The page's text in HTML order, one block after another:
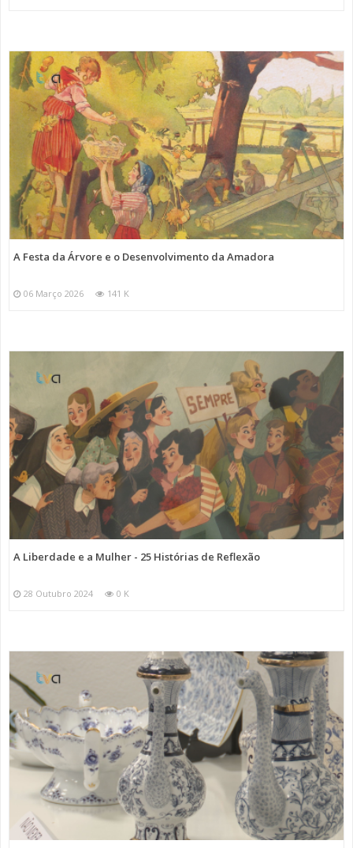
A Festa da Árvore e o Desenvolvimento da Amadora
06 Março 2026 141 K
A Liberdade e a Mulher - 25 Histórias de Reflexão
28 Outubro 2024 0 K